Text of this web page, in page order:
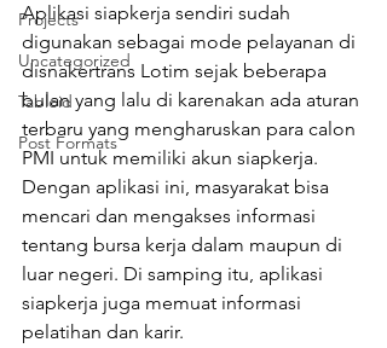
Projects
Uncategorized
Tabloid
Post Formats
Aplikasi siapkerja sendiri sudah
digunakan sebagai mode pelayanan di
disnakertrans Lotim sejak beberapa
bulan yang lalu di karenakan ada aturan
terbaru yang mengharuskan para calon
PMI untuk memiliki akun siapkerja.
Dengan aplikasi ini, masyarakat bisa
mencari dan mengakses informasi
tentang bursa kerja dalam maupun di
luar negeri. Di samping itu, aplikasi
siapkerja juga memuat informasi
pelatihan dan karir.